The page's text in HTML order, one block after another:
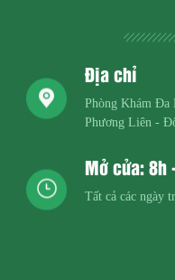
Địa chỉ
Phòng Khám Đa
Phương Liên -
Mở cửa: 8h
Tất cả các ngày